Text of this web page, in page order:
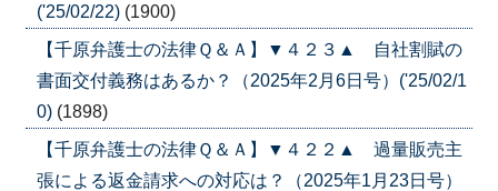
('25/02/22) (1900)
【千原弁護士の法律Ｑ＆Ａ】▼４２３▲ 自社割賦の
書面交付義務はあるか？（2025年2月6日号）('25/02/1
0) (1898)
【千原弁護士の法律Ｑ＆Ａ】▼４２２▲ 過量販売主
張による返金請求への対応は？（2025年1月23日号）